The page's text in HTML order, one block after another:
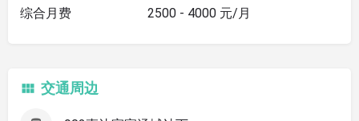
综合月费 2500 - 4000 元/月
交通周边